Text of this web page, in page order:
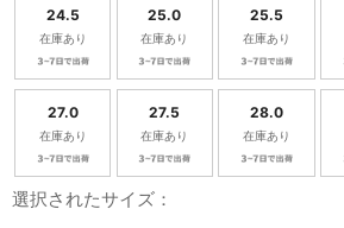
24.5
在庫あり
25.0
在庫あり
25.5
在庫あり
27.0
在庫あり
27.5
在庫あり
28.0
在庫あり
選択されたサイズ：